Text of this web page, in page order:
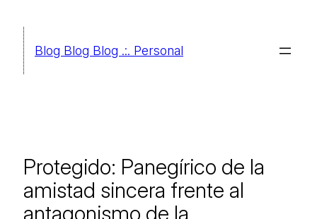
contenido
Blog Blog Blog .:. Personal
Protegido: Panegírico de la
amistad sincera frente al
antagonismo de la